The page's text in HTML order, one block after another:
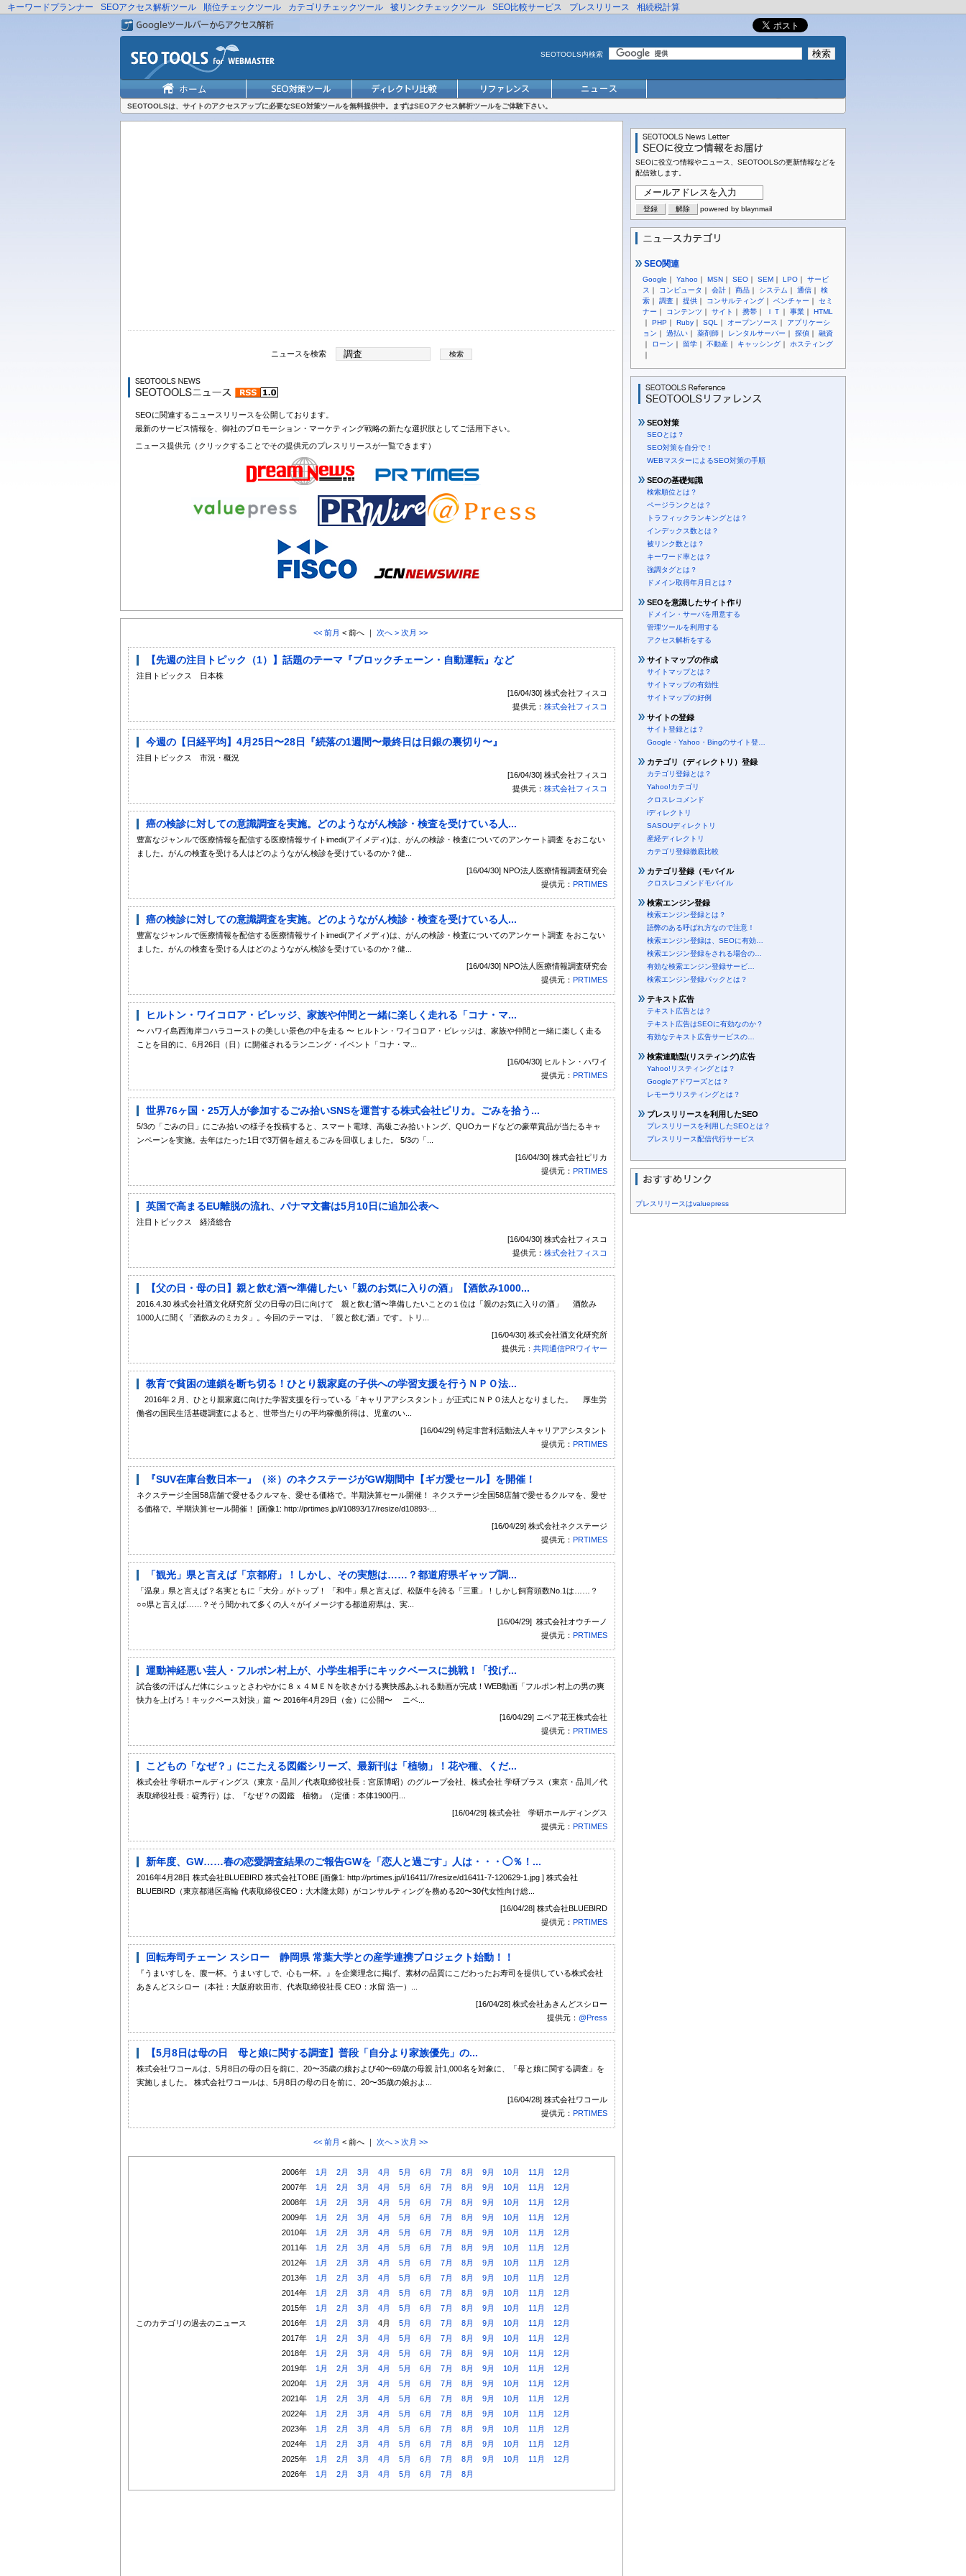
キーワードプランナー SEOアクセス解析ツール 順位チェックツール カテゴリチェックツール 被リンクチェックツール SEO比較サービス プレスリリース 相続税計算
SEOTOOLS内検索
SEOTOOLSは、サイトのアクセスアップに必要なSEO対策ツールを無料提供中。まずはSEOアクセス解析ツールをご体験下さい。
ニュースを検索
SEOに関連するニュースリリースを公開しております。
最新のサービス情報を、御社のプロモーション・マーケティング戦略の新たな選択肢としてご活用下さい。
ニュース提供元（クリックすることでその提供元のプレスリリースが一覧できます）
<< 前月 < 前へ ｜ 次へ > 次月 >>
【先週の注目トピック（1）】話題のテーマ『ブロックチェーン・自動運転』など
注目トピックス 日本株
[16/04/30] 株式会社フィスコ
提供元： 株式会社フィスコ
今週の【日経平均】4月25日〜28日『続落の1週間〜最終日は日銀の裏切り〜』
注目トピックス 市況・概況
[16/04/30] 株式会社フィスコ
提供元： 株式会社フィスコ
癌の検診に対しての意識調査を実施。どのようながん検診・検査を受けている人...
豊富なジャンルで医療情報を配信する医療情報サイトimedi(アイメディ)は、がんの検診・検査についてのアンケート調査 をおこない
ました。がんの検査を受ける人はどのようながん検診を受けているのか？健...
[16/04/30] NPO法人医療情報調査研究会
提供元： PRTIMES
癌の検診に対しての意識調査を実施。どのようながん検診・検査を受けている人...
豊富なジャンルで医療情報を配信する医療情報サイトimedi(アイメディ)は、がんの検診・検査についてのアンケート調査 をおこない
ました。がんの検査を受ける人はどのようながん検診を受けているのか？健...
[16/04/30] NPO法人医療情報調査研究会
提供元： PRTIMES
ヒルトン・ワイコロア・ビレッジ、家族や仲間と一緒に楽しく走れる「コナ・マ...
〜 ハワイ島西海岸コハラコーストの美しい景色の中を走る 〜 ヒルトン・ワイコロア・ビレッジは、家族や仲間と一緒に楽しく走る
ことを目的に、6月26日（日）に開催されるランニング・イベント「コナ・マ...
[16/04/30] ヒルトン・ハワイ
提供元： PRTIMES
世界76ヶ国・25万人が参加するごみ拾いSNSを運営する株式会社ピリカ。ごみを拾う...
5/3の「ごみの日」にごみ拾いの様子を投稿すると、スマート電球、高級ごみ拾いトング、QUOカードなどの豪華賞品が当たるキャ
ンペーンを実施。去年はたった1日で3万個を超えるごみを回収しました。 5/3の「...
[16/04/30] 株式会社ピリカ
提供元： PRTIMES
英国で高まるEU離脱の流れ、パナマ文書は5月10日に追加公表へ
注目トピックス 経済総合
[16/04/30] 株式会社フィスコ
提供元： 株式会社フィスコ
【父の日・母の日】親と飲む酒〜準備したい「親のお気に入りの酒」【酒飲み1000...
2016.4.30 株式会社酒文化研究所 父の日母の日に向けて 親と飲む酒〜準備したいことの１位は「親のお気に入りの酒」 酒飲み
1000人に聞く「酒飲みのミカタ」。今回のテーマは、「親と飲む酒」です。トリ...
[16/04/30] 株式会社酒文化研究所
提供元： 共同通信PRワイヤー
教育で貧困の連鎖を断ち切る！ひとり親家庭の子供への学習支援を行うＮＰＯ法...
2016年２月、ひとり親家庭に向けた学習支援を行っている「キャリアアシスタント」が正式にＮＰＯ法人となりました。 厚生労
働省の国民生活基礎調査によると、世帯当たりの平均稼働所得は、児童のい...
[16/04/29] 特定非営利活動法人キャリアアシスタント
提供元： PRTIMES
『SUV在庫台数日本一』（※）のネクステージがGW期間中【ギガ愛セール】を開催！
ネクステージ全国58店舗で愛せるクルマを、愛せる価格で。半期決算セール開催！ ネクステージ全国58店舗で愛せるクルマを、愛せ
る価格で。半期決算セール開催！ [画像1: http://prtimes.jp/i/10893/17/resize/d10893-...
[16/04/29] 株式会社ネクステージ
提供元： PRTIMES
「観光」県と言えば「京都府」！しかし、その実態は……？都道府県ギャップ調...
「温泉」県と言えば？名実ともに「大分」がトップ！ 「和牛」県と言えば、松阪牛を誇る「三重」！しかし飼育頭数No.1は……？
○○県と言えば……？そう聞かれて多くの人々がイメージする都道府県は、実...
[16/04/29] 株式会社オウチーノ
提供元： PRTIMES
運動神経悪い芸人・フルポン村上が、小学生相手にキックベースに挑戦！「投げ...
試合後の汗ばんだ体にシュッとさわやかに８ｘ４ＭＥＮを吹きかける爽快感あふれる動画が完成！WEB動画「フルポン村上の男の爽
快力を上げろ！キックベース対決」篇 〜 2016年4月29日（金）に公開〜 ニベ...
[16/04/29] ニベア花王株式会社
提供元： PRTIMES
こどもの「なぜ？」にこたえる図鑑シリーズ、最新刊は「植物」！花や種、くだ...
株式会社 学研ホールディングス（東京・品川／代表取締役社長：宮原博昭）のグループ会社、株式会社 学研プラス（東京・品川／代
表取締役社長：碇秀行）は、『なぜ？の図鑑 植物』（定価：本体1900円...
[16/04/29] 株式会社 学研ホールディングス
提供元： PRTIMES
新年度、GW……春の恋愛調査結果のご報告GWを「恋人と過ごす」人は・・・◯％！...
2016年4月28日 株式会社BLUEBIRD 株式会社TOBE [画像1: http://prtimes.jp/i/16411/7/resize/d16411-7-120629-1.jpg ] 株式会社
BLUEBIRD（東京都港区高輪 代表取締役CEO：大木隆太郎）がコンサルティングを務める20〜30代女性向け総...
[16/04/28] 株式会社BLUEBIRD
提供元： PRTIMES
回転寿司チェーン スシロー 静岡県 常葉大学との産学連携プロジェクト始動！！
『うまいすしを、腹一杯。うまいすしで、心も一杯。』を企業理念に掲げ、素材の品質にこだわったお寿司を提供している株式会社
あきんどスシロー（本社：大阪府吹田市、代表取締役社長 CEO：水留 浩一）...
[16/04/28] 株式会社あきんどスシロー
提供元： @Press
【5月8日は母の日 母と娘に関する調査】普段「自分より家族優先」の...
株式会社ワコールは、5月8日の母の日を前に、20〜35歳の娘および40〜69歳の母親 計1,000名を対象に、「母と娘に関する調査」を
実施しました。 株式会社ワコールは、5月8日の母の日を前に、20〜35歳の娘およ...
[16/04/28] 株式会社ワコール
提供元： PRTIMES
<< 前月 < 前へ ｜ 次へ > 次月 >>
このカテゴリの過去のニュース
2006年 1月 2月 3月 4月 5月 6月 7月 8月 9月 10月 11月
12月
2007年
1月 2月 3月 4月 5月 6月 7月 8月 9月 10月 11月
12月
2008年
1月 2月 3月 4月 5月 6月 7月 8月 9月 10月 11月
12月
2009年
1月 2月 3月 4月 5月 6月 7月 8月 9月 10月 11月
12月
2010年
1月 2月 3月 4月 5月 6月 7月 8月 9月 10月 11月
12月
2011年
1月 2月 3月 4月 5月 6月 7月 8月 9月 10月 11月
12月
2012年
1月 2月 3月 4月 5月 6月 7月 8月 9月 10月 11月
12月
2013年
1月 2月 3月 4月 5月 6月 7月 8月 9月 10月 11月
12月
2014年
1月 2月 3月 4月 5月 6月 7月 8月 9月 10月 11月
12月
2015年
1月 2月 3月 4月 5月 6月 7月 8月 9月 10月 11月
12月
2016年
1月 2月 3月 4月 5月 6月 7月 8月 9月 10月 11月
12月
2017年
1月 2月 3月 4月 5月 6月 7月 8月 9月 10月 11月
12月
2018年
1月 2月 3月 4月 5月 6月 7月 8月 9月 10月 11月
12月
2019年
1月 2月 3月 4月 5月 6月 7月 8月 9月 10月 11月
12月
2020年
1月 2月 3月 4月 5月 6月 7月 8月 9月 10月 11月
12月
2021年
1月 2月 3月 4月 5月 6月 7月 8月 9月 10月 11月
12月
2022年
1月 2月 3月 4月 5月 6月 7月 8月 9月 10月 11月
12月
2023年
1月 2月 3月 4月 5月 6月 7月 8月 9月 10月 11月
12月
2024年
1月 2月 3月 4月 5月 6月 7月 8月 9月 10月 11月
12月
2025年
1月 2月 3月 4月 5月 6月 7月 8月 9月 10月 11月
12月
2026年
1月 2月 3月 4月 5月 6月 7月 8月
SEOに役立つ情報やニュース、SEOTOOLSの更新情報などを
配信致します。
powered by blaynmail
SEO関連
Google ｜ Yahoo ｜ MSN ｜ SEO ｜ SEM ｜ LPO ｜ サービ
ス ｜ コンピュータ ｜ 会計 ｜ 商品 ｜ システム ｜ 通信 ｜ 検
索 ｜ 調査 ｜ 提供 ｜ コンサルティング ｜ ベンチャー ｜ セミ
ナー ｜ コンテンツ ｜ サイト ｜ 携帯 ｜ ＩＴ ｜ 事業 ｜ HTML
｜ PHP ｜ Ruby ｜ SQL ｜ オープンソース ｜ アプリケーシ
ョン ｜ 過払い ｜ 薬剤師 ｜ レンタルサーバー ｜ 探偵 ｜ 融資
｜ ローン ｜ 留学 ｜ 不動産 ｜ キャッシング ｜ ホスティング
｜
SEO対策
SEOとは？
SEO対策を自分で！
WEBマスターによるSEO対策の手順
SEOの基礎知識
検索順位とは？
ページランクとは？
トラフィックランキングとは？
インデックス数とは？
被リンク数とは？
キーワード率とは？
強調タグとは？
ドメイン取得年月日とは？
SEOを意識したサイト作り
ドメイン・サーバを用意する
管理ツールを利用する
アクセス解析をする
サイトマップの作成
サイトマップとは？
サイトマップの有効性
サイトマップの好例
サイトの登録
サイト登録とは？
Google・Yahoo・Bingのサイト登…
カテゴリ（ディレクトリ）登録
カテゴリ登録とは？
Yahoo!カテゴリ
クロスレコメンド
iディレクトリ
SASOUディレクトリ
産経ディレクトリ
カテゴリ登録徹底比較
カテゴリ登録（モバイル
クロスレコメンドモバイル
検索エンジン登録
検索エンジン登録とは？
語弊のある呼ばれ方なので注意！
検索エンジン登録は、SEOに有効…
検索エンジン登録をされる場合の…
有効な検索エンジン登録サービ…
検索エンジン登録パックとは？
テキスト広告
テキスト広告とは？
テキスト広告はSEOに有効なのか？
有効なテキスト広告サービスの…
検索連動型(リスティング)広告
Yahoo!リスティングとは？
Googleアドワーズとは？
レモーラリスティングとは？
プレスリリースを利用したSEO
プレスリリースを利用したSEOとは？
プレスリリース配信代行サービス
プレスリリースはvaluepress